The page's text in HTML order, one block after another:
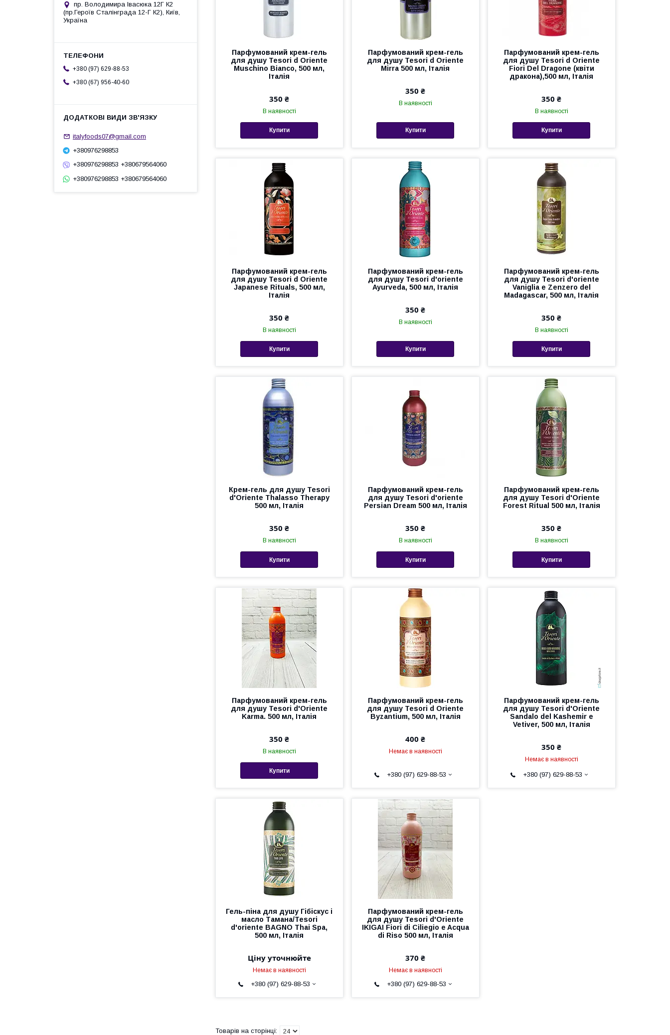
Парфумований крем-гель
для душу Tesori d Оriente
Muschino Bianco, 500 мл,
Італія
350 ₴
В наявності
Купити
Парфумований крем-гель
для душу Tesori d Оriente
Mirra 500 мл, Італія
350 ₴
В наявності
Купити
Парфумований крем-гель
для душу Tesori d Оriente
Fiori Del Dragone (квіти
дракона),500 мл, Італія
350 ₴
В наявності
Купити
Парфумований крем-гель
для душу Tesori d Оriente
Japanese Rituals, 500 мл,
Італія
350 ₴
В наявності
Купити
Парфумований крем-гель
для душу Tesori d'oriente
Ayurveda, 500 мл, Італія
350 ₴
В наявності
Купити
Парфумований крем-гель
для душу Tesori d'oriente
Vaniglia e Zenzero del
Madagascar, 500 мл, Італія
350 ₴
В наявності
Купити
Крем-гель для душу Tesori
d'Oriente Thalasso Therapy
500 мл, Італія
350 ₴
В наявності
Купити
Парфумований крем-гель
для душу Tesori d'oriente
Persian Dream 500 мл, Італія
350 ₴
В наявності
Купити
Парфумований крем-гель
для душу Tesori d'Oriente
Forest Ritual 500 мл, Італія
350 ₴
В наявності
Купити
Парфумований крем-гель
для душу Tesori d'Oriente
Karma. 500 мл, Італія
350 ₴
В наявності
Купити
Парфумований крем-гель
для душу Tesori d Оriente
Byzantium, 500 мл, Італія
400 ₴
Немає в наявності
+380 (97) 629-88-53
Парфумований крем-гель
для душу Tesori d'Oriente
Sandalo del Kashemir e
Vetiver, 500 мл, Італія
350 ₴
Немає в наявності
+380 (97) 629-88-53
Гель-піна для душу Гібіскус і
масло Тамана/Tesori
d'oriente BAGNO Thai Spa,
500 мл, Італія
Ціну уточнюйте
Немає в наявності
+380 (97) 629-88-53
Парфумований крем-гель
для душу Tesori d'Оriente
IKIGAI Fiori di Ciliegio e Acqua
di Riso 500 мл, Італія
370 ₴
Немає в наявності
+380 (97) 629-88-53
пр. Володимира Івасюка 12Г К2
(пр.Героїв Сталінграда 12-Г К2), Київ,
Україна
+380 (97) 629-88-53
+380 (67) 956-40-60
italyfoods07@gmail.com
+380976298853
+380976298853 +380679564060
+380976298853 +380679564060